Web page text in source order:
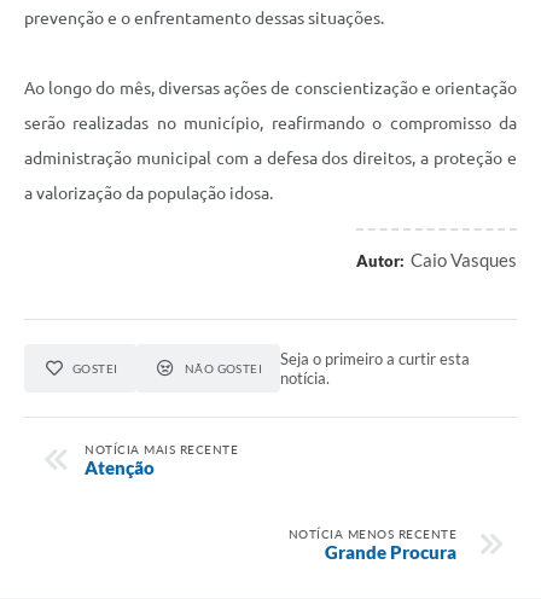
prevenção e o enfrentamento dessas situações.
Ao longo do mês, diversas ações de conscientização e orientação
serão realizadas no município, reafirmando o compromisso da
administração municipal com a defesa dos direitos, a proteção e
a valorização da população idosa.
Autor: Caio Vasques
GOSTEI NÃO GOSTEI
Seja o primeiro a curtir esta
notícia.
NOTÍCIA MAIS RECENTE
Atenção
NOTÍCIA MENOS RECENTE
Grande Procura